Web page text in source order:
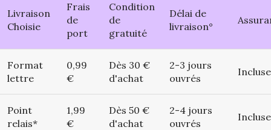
Livraison
Choisie
Frais
de
port
Condition
de
gratuité
Délai de
livraison°
Format
lettre
0,99
€
Dès 30 €
d'achat
2-3 jours
ouvrés
Incluse
Point
relais*
1,99
€
Dès 50 €
d'achat
2-4 jours
ouvrés
Incluse